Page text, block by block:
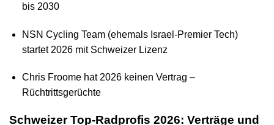
bis 2030
NSN Cycling Team (ehemals Israel-Premier Tech)
startet 2026 mit Schweizer Lizenz
Chris Froome hat 2026 keinen Vertrag –
Rüchtrittsgerüchte
Schweizer Top-Radprofis 2026: Verträge und